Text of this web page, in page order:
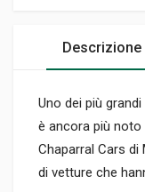
Descrizione
Uno dei più
è ancora più
Chaparral Cars di
di vetture che